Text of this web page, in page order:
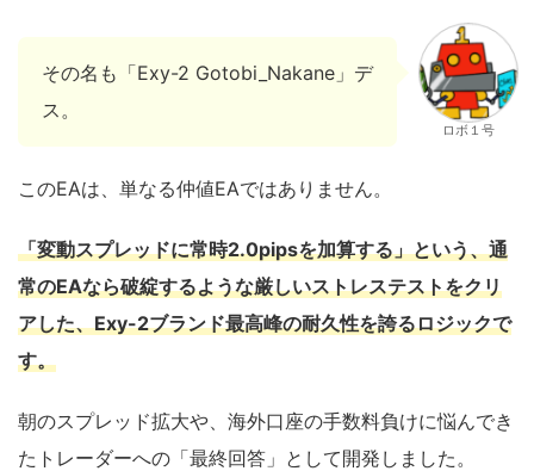
その名も「Exy-2 Gotobi_Nakane」デ
ス。
ロボ１号
このEAは、単なる仲値EAではありません。
「変動スプレッドに常時2.0pipsを加算する」という、通
常のEAなら破綻するような厳しいストレステストをクリ
アした、Exy-2ブランド最高峰の耐久性を誇るロジックで
す。
朝のスプレッド拡大や、海外口座の手数料負けに悩んでき
たトレーダーへの「最終回答」として開発しました。